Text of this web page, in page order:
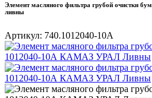
Элемент масляного фильтра грубой очистки
ливны
Артикул: 740.1012040-10А